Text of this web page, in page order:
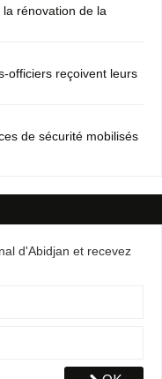
rénovation de la
officiers reçoivent leurs
de sécurité mobilisés
d'Abidjan et recevez